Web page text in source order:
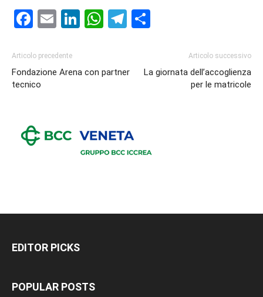
Facebook
EmailLinkedIn
WhatsApp
Telegram
Articolo precedente
Fondazione Arena con partner
tecnico
Articolo successivo
La giornata dell’accoglienza
per le matricole
EDITOR PICKS
POPULAR POSTS